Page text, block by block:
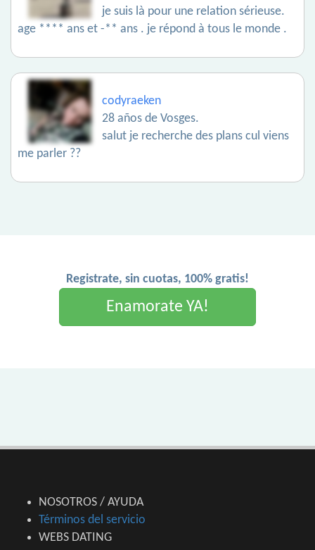
je suis là pour une relation sérieuse.
age **** ans et -** ans . je répond à tous le monde .
codyraeken
28 años de Vosges.
salut je recherche des plans cul viens
me parler ??
Registrate, sin cuotas, 100% gratis!
Enamorate YA!
NOSOTROS / AYUDA
Términos del servicio
WEBS DATING